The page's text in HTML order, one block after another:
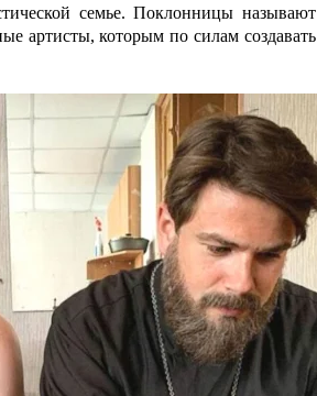
семье. Поклонницы называют
артисты, которым по силам создавать